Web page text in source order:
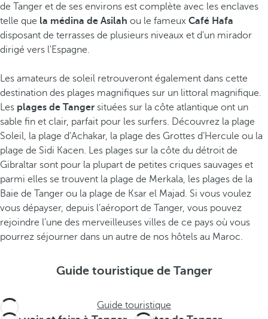
de Tanger et de ses environs est complète avec les enclaves
telle que la médina de Asilah ou le fameux Café Hafa
disposant de terrasses de plusieurs niveaux et d'un mirador
dirigé vers l'Espagne.
Les amateurs de soleil retrouveront également dans cette
destination des plages magnifiques sur un littoral magnifique.
Les plages de Tanger situées sur la côte atlantique ont un
sable fin et clair, parfait pour les surfers. Découvrez la plage
Soleil, la plage d’Achakar, la plage des Grottes d’Hercule ou la
plage de Sidi Kacen. Les plages sur la côte du détroit de
Gibraltar sont pour la plupart de petites criques sauvages et
parmi elles se trouvent la plage de Merkala, les plages de la
Baie de Tanger ou la plage de Ksar el Majad. Si vous voulez
vous dépayser, depuis l’aéroport de Tanger, vous pouvez
rejoindre l’une des merveilleuses villes de ce pays où vous
pourrez séjourner dans un autre de nos hôtels au Maroc.
Guide touristique de Tanger
Guide touristique